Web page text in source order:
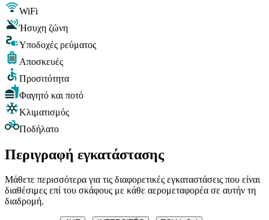
WiFi
Ήσυχη ζώνη
Υποδοχές ρεύματος
Αποσκευές
Προσιτότητα
Φαγητό και ποτό
Κλιματισμός
Ποδήλατο
Περιγραφή εγκατάστασης
Μάθετε περισσότερα για τις διαφορετικές εγκαταστάσεις που είναι
διαθέσιμες επί του σκάφους με κάθε αερομεταφορέα σε αυτήν τη
διαδρομή.